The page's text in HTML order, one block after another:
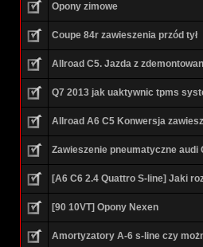
Opony zimowe
Coupe 84r zawieszenia przód tył
Allroad C5. Jazda z
Q7 2013 jak uaktywnic tpms
Allroad A6 C5 Konwersja
Zawieszenie pneumatyczne audi
[A6 C6 2.4 Quattro S-line] Jaki
[90 10VT] Opony Nexen
Amortyzatory A-6 s-line czy